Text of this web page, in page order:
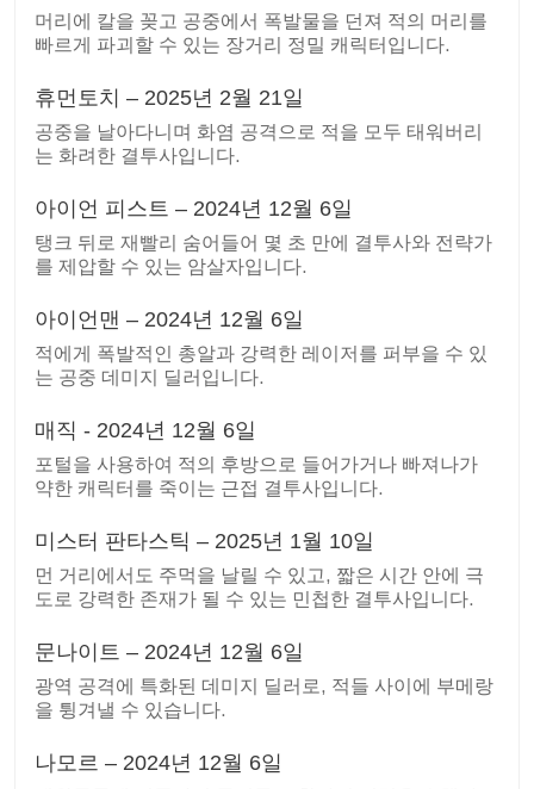
머리에 칼을 꽂고 공중에서 폭발물을 던져 적의 머리를
빠르게 파괴할 수 있는 장거리 정밀 캐릭터입니다.
휴먼토치 – 2025년 2월 21일
공중을 날아다니며 화염 공격으로 적을 모두 태워버리
는 화려한 결투사입니다.
아이언 피스트 – 2024년 12월 6일
탱크 뒤로 재빨리 숨어들어 몇 초 만에 결투사와 전략가
를 제압할 수 있는 암살자입니다.
아이언맨 – 2024년 12월 6일
적에게 폭발적인 총알과 강력한 레이저를 퍼부을 수 있
는 공중 데미지 딜러입니다.
매직 - 2024년 12월 6일
포털을 사용하여 적의 후방으로 들어가거나 빠져나가
약한 캐릭터를 죽이는 근접 결투사입니다.
미스터 판타스틱 – 2025년 1월 10일
먼 거리에서도 주먹을 날릴 수 있고, 짧은 시간 안에 극
도로 강력한 존재가 될 수 있는 민첩한 결투사입니다.
문나이트 – 2024년 12월 6일
광역 공격에 특화된 데미지 딜러로, 적들 사이에 부메랑
을 튕겨낼 수 있습니다.
나모르 – 2024년 12월 6일